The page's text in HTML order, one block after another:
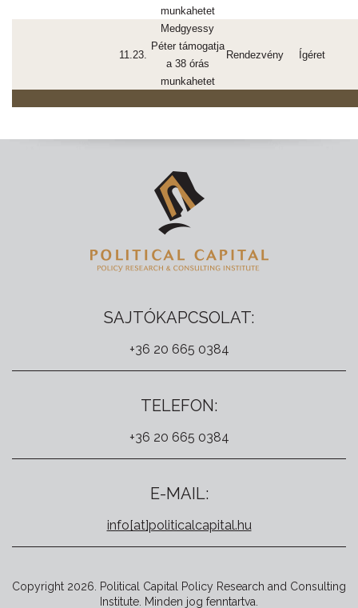
munkahetet
11.23.
Medgyessy
Péter támogatja
a 38 órás
munkahetet
Rendezvény Ígéret
SAJTÓKAPCSOLAT:
+36 20 665 0384
TELEFON:
+36 20 665 0384
E-MAIL:
info[at]politicalcapital.hu
Copyright 2026. Political Capital Policy Research and Consulting
Institute. Minden jog fenntartva.